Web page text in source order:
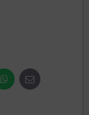
WhatsApp
E-
mail